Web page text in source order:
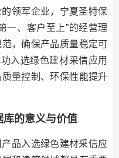
领军企业，宁夏圣特保
一、客户至上”的经营理
，确保产品质量稳定可
入选绿色建材采信应用
量控制、环保性能提升
库的意义与价值
品入选绿色建材采信应